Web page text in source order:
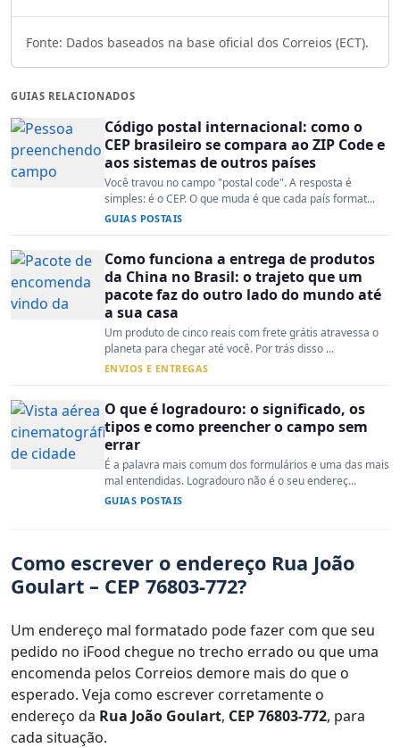
Fonte: Dados baseados na base oficial dos Correios (ECT).
GUIAS RELACIONADOS
Código postal internacional: como o
CEP brasileiro se compara ao ZIP Code e
aos sistemas de outros países
Você travou no campo "postal code". A resposta é
simples: é o CEP. O que muda é que cada país format...
GUIAS POSTAIS
Como funciona a entrega de produtos
da China no Brasil: o trajeto que um
pacote faz do outro lado do mundo até
a sua casa
Um produto de cinco reais com frete grátis atravessa o
planeta para chegar até você. Por trás disso ...
ENVIOS E ENTREGAS
O que é logradouro: o significado, os
tipos e como preencher o campo sem
errar
É a palavra mais comum dos formulários e uma das mais
mal entendidas. Logradouro não é o seu endereç...
GUIAS POSTAIS
Como escrever o endereço Rua João
Goulart – CEP 76803-772?
Um endereço mal formatado pode fazer com que seu
pedido no iFood chegue no trecho errado ou que uma
encomenda pelos Correios demore mais do que o
esperado. Veja como escrever corretamente o
endereço da Rua João Goulart, CEP 76803-772, para
cada situação.